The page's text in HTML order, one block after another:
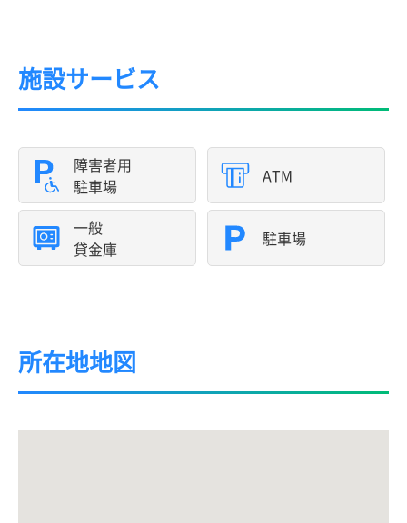
施設サービス
障害者用
駐車場
ATM
一般
貸金庫
駐車場
所在地地図